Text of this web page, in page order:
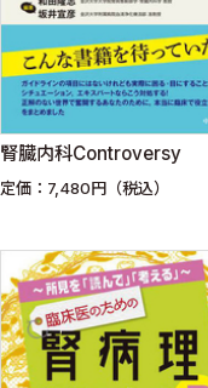
腎臓内科Controversy
定価：7,480円（税込）